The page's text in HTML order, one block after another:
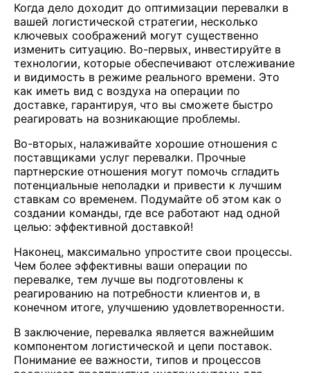
Когда дело доходит до оптимизации перевалки в
вашей логистической стратегии, несколько
ключевых соображений могут существенно
изменить ситуацию. Во-первых, инвестируйте в
технологии, которые обеспечивают отслеживание
и видимость в режиме реального времени. Это
как иметь вид с воздуха на операции по
доставке, гарантируя, что вы сможете быстро
реагировать на возникающие проблемы.
Во-вторых, налаживайте хорошие отношения с
поставщиками услуг перевалки. Прочные
партнерские отношения могут помочь сгладить
потенциальные неполадки и привести к лучшим
ставкам со временем. Подумайте об этом как о
создании команды, где все работают над одной
целью: эффективной доставкой!
Наконец, максимально упростите свои процессы.
Чем более эффективны ваши операции по
перевалке, тем лучше вы подготовлены к
реагированию на потребности клиентов и, в
конечном итоге, улучшению удовлетворенности.
В заключение, перевалка является важнейшим
компонентом логистической и цепи поставок.
Понимание ее важности, типов и процессов